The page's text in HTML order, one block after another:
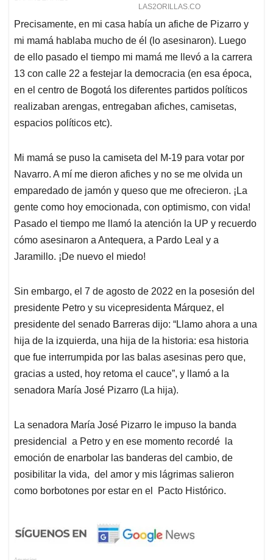
Precisamente, en mi casa había un afiche de Pizarro y
mi mamá hablaba mucho de él (lo asesinaron). Luego
de ello pasado el tiempo mi mamá me llevó a la carrera
13 con calle 22 a festejar la democracia (en esa época,
en el centro de Bogotá los diferentes partidos políticos
realizaban arengas, entregaban afiches, camisetas,
espacios políticos etc).
Mi mamá se puso la camiseta del M-19 para votar por
Navarro. A mí me dieron afiches y no se me olvida un
emparedado de jamón y queso que me ofrecieron. ¡La
gente como hoy emocionada, con optimismo, con vida!
Pasado el tiempo me llamó la atención la UP y recuerdo
cómo asesinaron a Antequera, a Pardo Leal y a
Jaramillo. ¡De nuevo el miedo!
Sin embargo, el 7 de agosto de 2022 en la posesión del
presidente Petro y su vicepresidenta Márquez, el
presidente del senado Barreras dijo: “Llamo ahora a una
hija de la izquierda, una hija de la historia: esa historia
que fue interrumpida por las balas asesinas pero que,
gracias a usted, hoy retoma el cauce”, y llamó a la
senadora María José Pizarro (La hija).
La senadora María José Pizarro le impuso la banda
presidencial a Petro y en ese momento recordé la
emoción de enarbolar las banderas del cambio, de
posibilitar la vida, del amor y mis lágrimas salieron
como borbotones por estar en el Pacto Histórico.